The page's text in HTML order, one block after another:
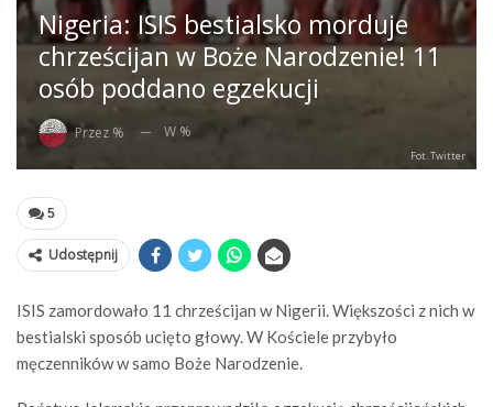
Nigeria: ISIS bestialsko morduje
chrześcijan w Boże Narodzenie! 11
osób poddano egzekucji
Przez % W %
Fot. Twitter
5
Udostępnij
ISIS zamordowało 11 chrześcijan w Nigerii. Większości z nich w
bestialski sposób ucięto głowy. W Kościele przybyło
męczenników w samo Boże Narodzenie.